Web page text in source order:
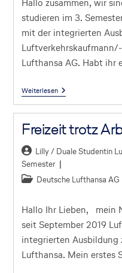
Hallo zusammen, wir
studieren im 3.
mit der integrierten
Lufthansa AG. Habt ihr
Weiterlesen
Freizeit trotz
Lilly / Duale Studentin
Semester
Deutsche Lufthansa AG
Hallo Ihr Lieben, mein
seit September 2019
integrierten Ausbildung
Lufthansa. Mein erstes